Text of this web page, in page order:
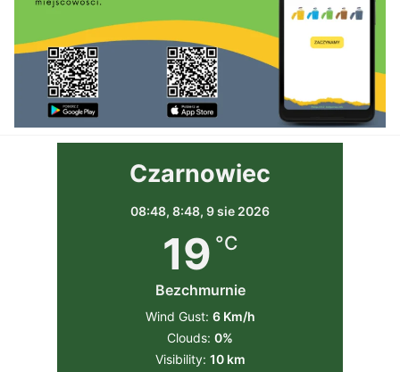
Czarnowiec
08:48, 8:48, 9 sie 2026
19 °C
Bezchmurnie
Wind Gust: 6 Km/h
Clouds: 0%
Visibility: 10 km